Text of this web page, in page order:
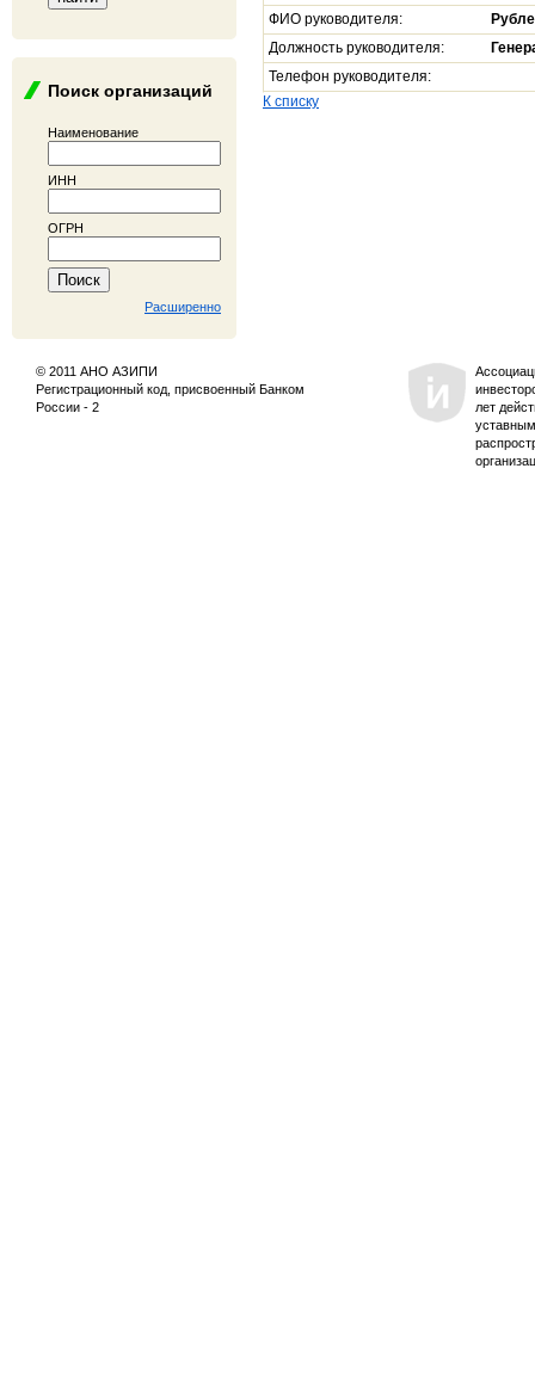
Поиск организаций
Наименование
ИНН
ОГРН
Расширенно
ФИО руководителя:
Должность руководителя:
Телефон руководителя:
К списку
© 2011 АНО АЗИПИ
Регистрационный код, присвоенный Банком
России - 2
лет